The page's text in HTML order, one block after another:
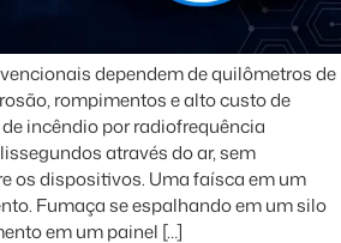
dependem de quilômetros de
rompimentos e alto custo de
incêndio por radiofrequência
através do ar, sem
os dispositivos. Uma faísca em um
Fumaça se espalhando em um silo
em um painel […]